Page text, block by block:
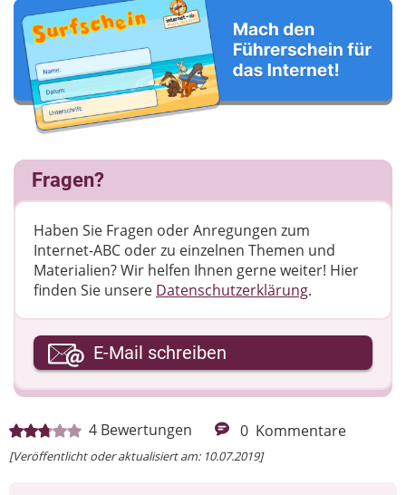
4 Bewertungen 0 Kommentare
[Veröffentlicht oder aktualisiert am: 10.07.2019]
Fragen?
Haben Sie Fragen oder Anregungen zum
Internet-ABC oder zu einzelnen Themen und
Materialien? Wir helfen Ihnen gerne weiter! ​Hier
finden Sie unsere Datenschutzerklärung.
Ihre E-Mail-Adresse
Ihre Nachricht
E-Mail schreiben